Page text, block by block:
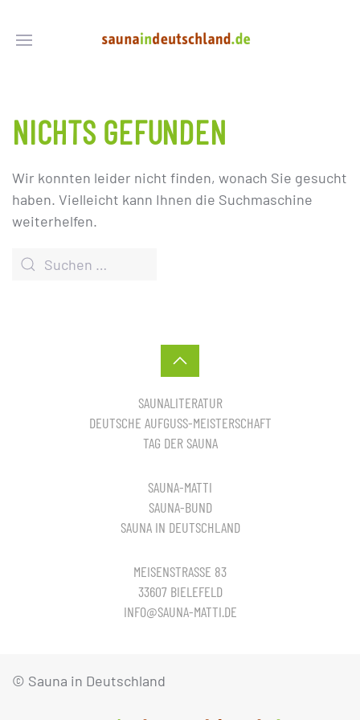
NICHTS GEFUNDEN
Wir konnten leider nicht finden, wonach Sie gesucht
haben. Vielleicht kann Ihnen die Suchmaschine
weiterhelfen.
SAUNALITERATUR
DEUTSCHE AUFGUSS-MEISTERSCHAFT
TAG DER SAUNA
SAUNA-MATTI
SAUNA-BUND
SAUNA IN DEUTSCHLAND
MEISENSTRASSE 83
33607 BIELEFELD
INFO@SAUNA-MATTI.DE
© Sauna in Deutschland